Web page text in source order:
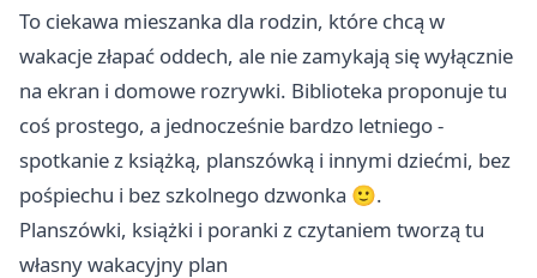
To ciekawa mieszanka dla rodzin, które chcą w
wakacje złapać oddech, ale nie zamykają się wyłącznie
na ekran i domowe rozrywki. Biblioteka proponuje tu
coś prostego, a jednocześnie bardzo letniego -
spotkanie z książką, planszówką i innymi dziećmi, bez
pośpiechu i bez szkolnego dzwonka 🙂.
Planszówki, książki i poranki z czytaniem tworzą tu
własny wakacyjny plan